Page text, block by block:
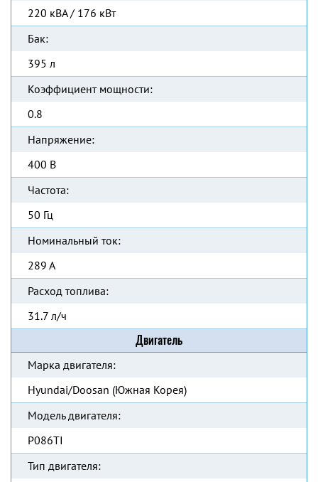
220 кВА / 176 кВт
Бак:
395 л
Коэффициент мощности:
0.8
Напряжение:
400 В
Частота:
50 Гц
Номинальный ток:
289 А
Расход топлива:
31.7 л/ч
Двигатель
Марка двигателя:
Hyundai/Doosan (Южная Корея)
Модель двигателя:
P086TI
Тип двигателя: